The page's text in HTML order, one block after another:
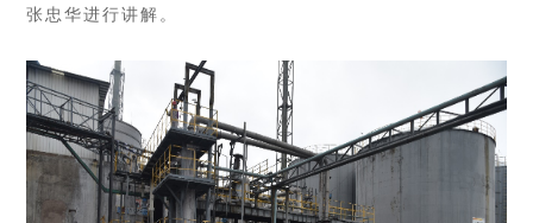
张忠华进行讲解。